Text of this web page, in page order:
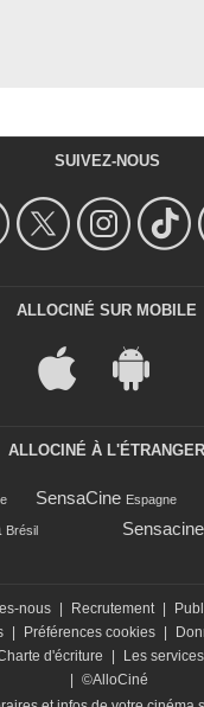
SUIVEZ-NOUS
ALLOCINÉ SUR MOBILE
ALLOCINÉ À L'ÉTRANGER
SensaCine Espagne
Brésil
nous Recrutement
Préférences cookies
d'écriture Les
©AlloCiné